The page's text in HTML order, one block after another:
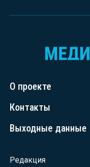
О проекте
Контакты
Выходные данные
Редакция